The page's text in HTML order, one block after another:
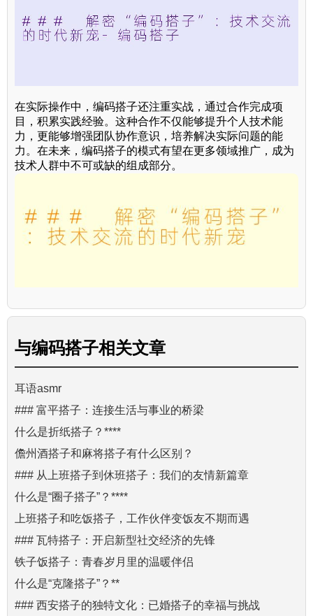
在实际操作中，编码搭子还注重实战，通过合作完成项
目，积累实践经验。这种合作不仅能够提升个人技术能
力，更能够增强团队协作意识，培养解决实际问题的能
力。在未来，编码搭子的模式有望在更多领域推广，成为
技术人群中不可或缺的组成部分。
与编码搭子相关文章
耳语asmr
### 富平搭子：连接生活与事业的桥梁
什么是折纸搭子？****
儋州酒搭子和麻将搭子有什么区别？
### 从上班搭子到休班搭子：我们的友情新篇章
什么是“圈子搭子”？****
上班搭子和吃饭搭子，工作伙伴变饭友不期而遇
### 瓦特搭子：开启新型社交经济的先锋
铁子饭搭子：青春岁月里的温暖伴侣
什么是“克隆搭子”？**
### 西安搭子的独特文化：已婚搭子的幸福与挑战